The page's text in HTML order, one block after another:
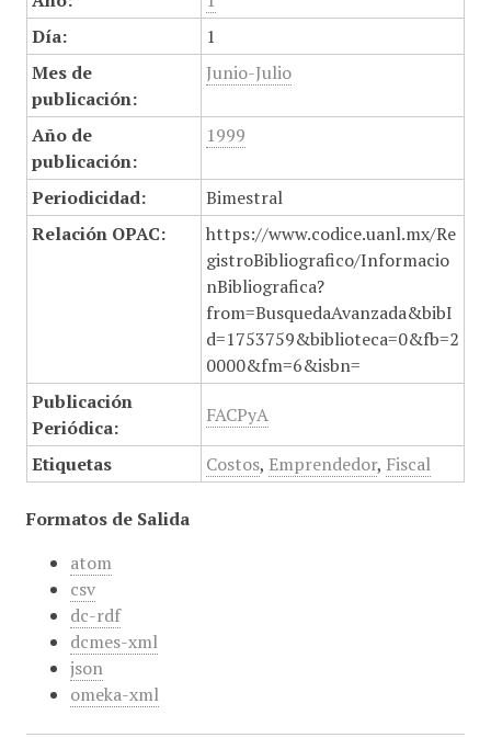
Día:
1
Mes de
publicación:
Junio-Julio
Año de
publicación:
1999
Periodicidad:
Bimestral
Relación OPAC:
https://www.codice.uanl.mx/Re
gistroBibliografico/Informacio
nBibliografica?
from=BusquedaAvanzada&bibI
d=1753759&biblioteca=0&fb=2
0000&fm=6&isbn=
Publicación
Periódica:
FACPyA
Etiquetas Costos, Emprendedor, Fiscal
Formatos de Salida
atom
csv
dc-rdf
dcmes-xml
json
omeka-xml